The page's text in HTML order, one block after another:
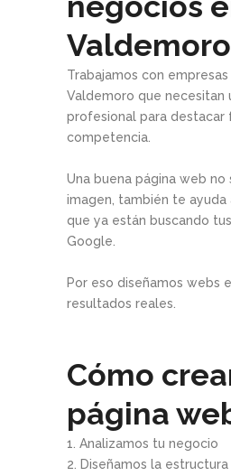
Valdemoro
Trabajamos con
Valdemoro que necesitan
profesional para destacar
competencia.
Una buena página web
imagen, también te
que ya están buscando
Google.
Por eso diseñamos webs
resultados reales.
Cómo
página
1. Analizamos tu negocio
2. Diseñamos la estructura